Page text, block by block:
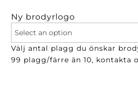
Ny brodyrlogo
Välj antal plagg du önskar
99 plagg/färre än 10, kontakta